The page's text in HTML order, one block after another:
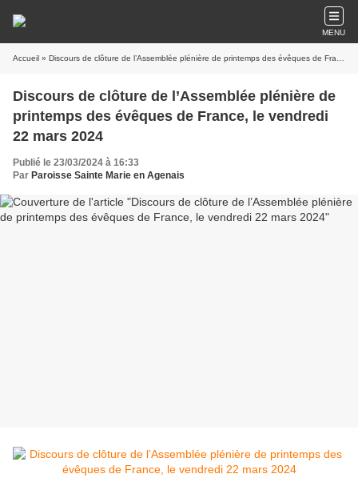
MENU
Accueil » Discours de clôture de l’Assemblée plénière de printemps des évêques de France, le vendredi 22 mars 2024
Discours de clôture de l’Assemblée plénière de
printemps des évêques de France, le vendredi
22 mars 2024
Publié le 23/03/2024 à 16:33
Par Paroisse Sainte Marie en Agenais